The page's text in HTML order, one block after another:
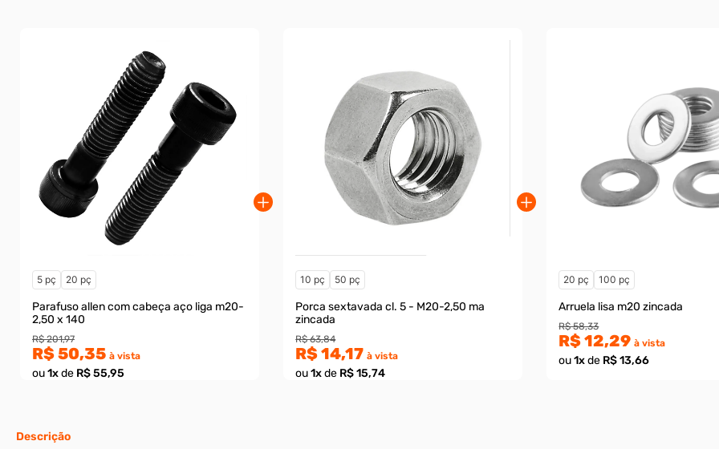
5 pç 20 pç
Parafuso allen com cabeça aço liga m20-
2,50 x 140
R$ 201,97
R$ 50,35 à vista
ou1xde R$ 55,95
10 pç 50 pç
Porca sextavada cl. 5 - M20-2,50 ma
zincada
R$ 63,84
R$ 14,17 à vista
ou1xde R$ 15,74
20 pç 100 pç
Arruela lisa m20 zincada
R$ 58,33
R$ 12,29 à vista
ou1xde R$ 13,66
Descrição